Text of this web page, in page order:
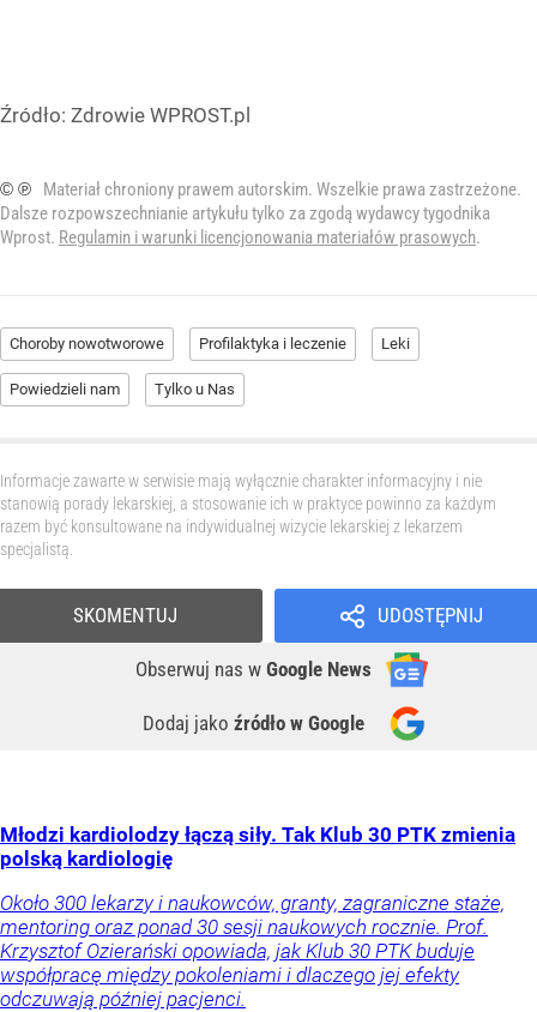
Źródło: Zdrowie WPROST.pl
© ℗
Materiał chroniony prawem autorskim. Wszelkie prawa zastrzeżone.
Dalsze rozpowszechnianie artykułu tylko za zgodą wydawcy tygodnika
Wprost. Regulamin i warunki licencjonowania materiałów prasowych.
Choroby nowotworowe Profilaktyka i leczenie Leki
Powiedzieli nam Tylko u Nas
Informacje zawarte w serwisie mają wyłącznie charakter informacyjny i nie
stanowią porady lekarskiej, a stosowanie ich w praktyce powinno za każdym
razem być konsultowane na indywidualnej wizycie lekarskiej z lekarzem
specjalistą.
UDOSTĘPNIJ
Obserwuj nas w Google News
Dodaj jako źródło w Google
SKOMENTUJ
Młodzi kardiolodzy łączą siły. Tak Klub 30 PTK zmienia
polską kardiologię
Około 300 lekarzy i naukowców, granty, zagraniczne staże,
mentoring oraz ponad 30 sesji naukowych rocznie. Prof.
Krzysztof Ozierański opowiada, jak Klub 30 PTK buduje
współpracę między pokoleniami i dlaczego jej efekty
odczuwają później pacjenci.